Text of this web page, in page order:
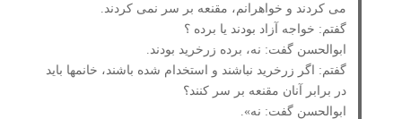
می کردند و خواهرانم، مقنعه بر سر نمی کردند.
گفتم: خواجه آزاد بودند یا برده ؟
ابوالحسن گفت: نه، برده زرخرید بودند.
گفتم: اگر زرخرید نباشند و استخدام شده باشند، خانمها باید
در برابر آنان مقنعه بر سر کنند؟
ابوالحسن گفت: نه».